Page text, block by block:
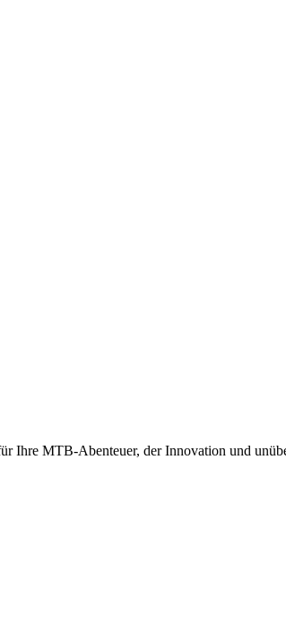
Ihre MTB-Abenteuer, der Innovation und